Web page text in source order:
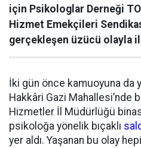
için Psikologlar Derneği
Hizmet Emekçileri
gerçekleşen üzücü olayla
İki gün önce kamuoyuna da
Hakkâri Gazi Mahallesi’nde
Hizmetler İl Müdürlüğü
psikoloğa yönelik bıçaklı
yer aldı. Yaşanan bu olay